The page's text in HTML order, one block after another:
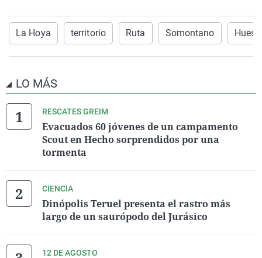
La Hoya territorio Ruta Somontano
LO MÁS
RESCATES GREIM
Evacuados 60 jóvenes de un campamento
Scout en Hecho sorprendidos por una
tormenta
CIENCIA
Dinópolis Teruel presenta el rastro más
largo de un saurópodo del Jurásico
12 DE AGOSTO